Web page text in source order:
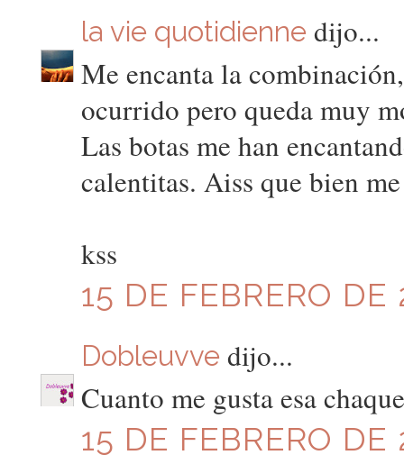
la vie quotidienne dijo...
Me encanta la
ocurrido pero queda muy
Las botas me han
calentitas. Aiss que bien
kss
15 DE FEBRERO
Dobleuvve dijo...
Cuanto me gusta esa
15 DE FEBRERO DE